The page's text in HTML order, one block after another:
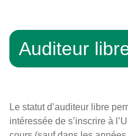
Auditeur
Le statut d’auditeur libre
intéressée de s’inscrire à